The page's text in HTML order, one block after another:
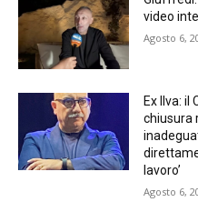
video
Agosto 6,
Ex Ilva: il
chiusura
lavoro’
Agosto 6,